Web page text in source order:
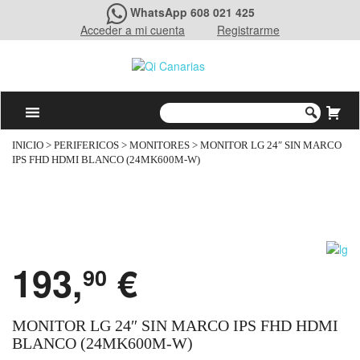
WhatsApp 608 021 425
Acceder a mi cuenta
Registrarme
INICIO > PERIFERICOS > MONITORES > MONITOR LG 24″ SIN MARCO
IPS FHD HDMI BLANCO (24MK600M-W)
193,90 €
MONITOR LG 24″ SIN MARCO IPS FHD HDMI
BLANCO (24MK600M-W)